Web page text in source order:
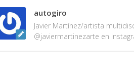
autogiro
Javier Martínez/artista
@javiermartinezarte en